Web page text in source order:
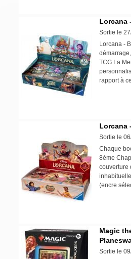
Lorcana
Sortie le
Lorcana -
TCG La
rapport à
Lorcana
Sortie le
Chaque
8ème
couverture
(encre
Magic
Sortie le